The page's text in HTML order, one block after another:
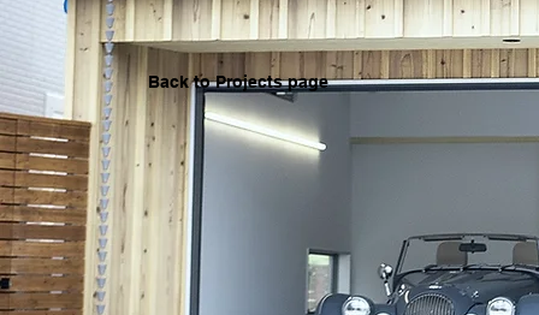
Back to Projects page